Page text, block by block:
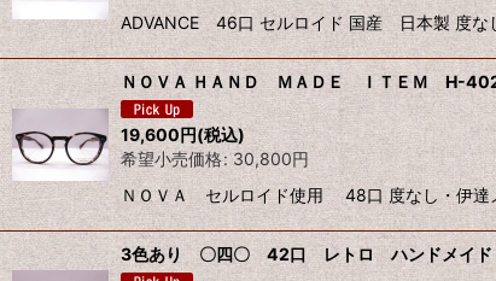
ADVANCE 46口 セルロイド 国産 日本製 度な
ＮＯＶＡ ＨＡＮＤ ＭＡＤＥ ＩＴＥＭ H-
19,600円(税込)
希望小売価格: 30,800円
ＮＯＶＡ セルロイド使用 48口 度なし・伊達
3色あり 〇四〇 42口 レトロ ハンドメイ